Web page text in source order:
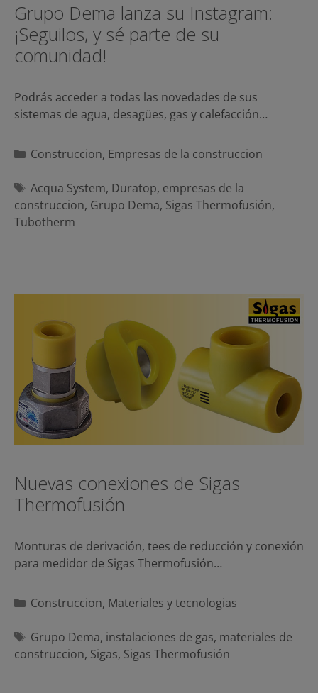
Grupo Dema lanza su Instagram:
¡Seguilos, y sé parte de su
comunidad!
Podrás acceder a todas las novedades de sus
sistemas de agua, desagües, gas y calefacción…
Categorías
Construccion, Empresas de la construccion
Etiquetas
Acqua System, Duratop, empresas de la
construccion, Grupo Dema, Sigas Thermofusión,
Tubotherm
Nuevas conexiones de Sigas
Thermofusión
Monturas de derivación, tees de reducción y conexión
para medidor de Sigas Thermofusión…
Categorías
Construccion, Materiales y tecnologias
Etiquetas
Grupo Dema, instalaciones de gas, materiales de
construccion, Sigas, Sigas Thermofusión